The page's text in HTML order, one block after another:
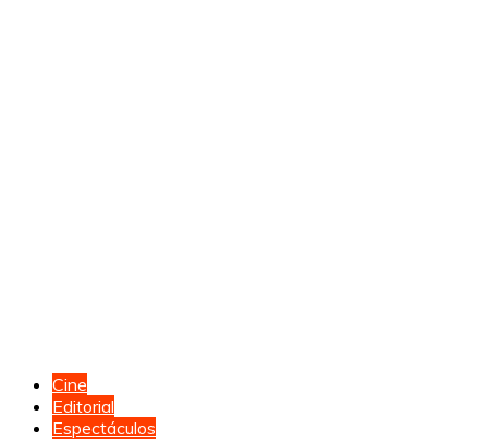
Cine
Editorial
Espectáculos